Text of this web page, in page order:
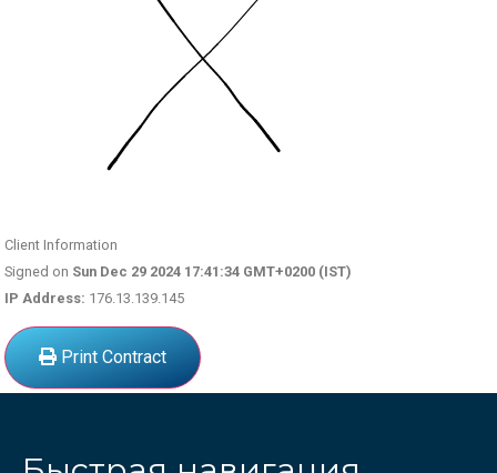
Client Information
Signed on Sun Dec 29 2024 17:41:34 GMT+0200 (IST)
IP Address: 176.13.139.145
Print Contract